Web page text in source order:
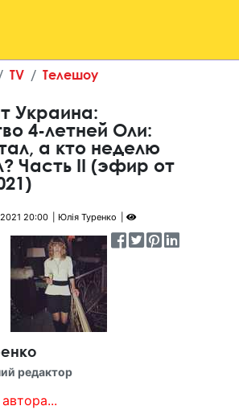
TV Телешоу
Украина:
4-летней Оли:
а кто неделю
Часть II (эфир от
20:00 Юлія Туренко
редактор
автора...